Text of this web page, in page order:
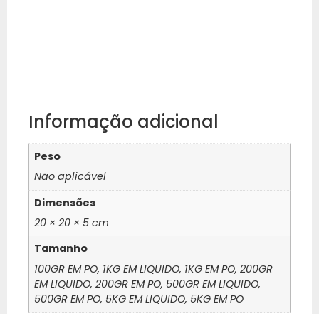
Informação adicional
Peso
Não aplicável
Dimensões
20 × 20 × 5 cm
Tamanho
100GR EM PO, 1KG EM LIQUIDO, 1KG EM PO, 200GR
EM LIQUIDO, 200GR EM PO, 500GR EM LIQUIDO,
500GR EM PO, 5KG EM LIQUIDO, 5KG EM PO